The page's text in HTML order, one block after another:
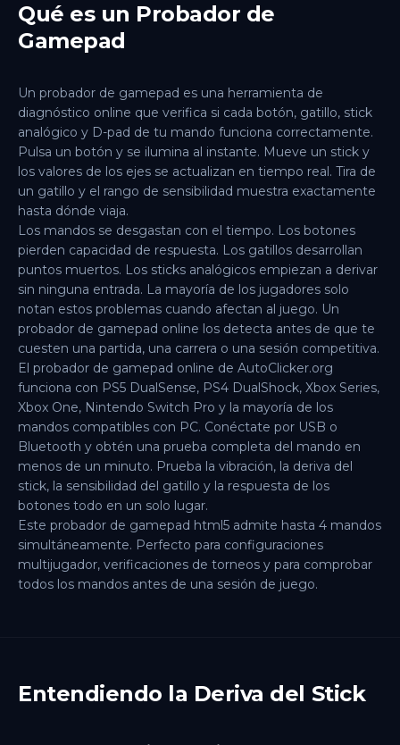
Qué es un Probador de
Gamepad
Un probador de gamepad es una herramienta de
diagnóstico online que verifica si cada botón, gatillo, stick
analógico y D-pad de tu mando funciona correctamente.
Pulsa un botón y se ilumina al instante. Mueve un stick y
los valores de los ejes se actualizan en tiempo real. Tira de
un gatillo y el rango de sensibilidad muestra exactamente
hasta dónde viaja.
Los mandos se desgastan con el tiempo. Los botones
pierden capacidad de respuesta. Los gatillos desarrollan
puntos muertos. Los sticks analógicos empiezan a derivar
sin ninguna entrada. La mayoría de los jugadores solo
notan estos problemas cuando afectan al juego. Un
probador de gamepad online los detecta antes de que te
cuesten una partida, una carrera o una sesión competitiva.
El probador de gamepad online de AutoClicker.org
funciona con PS5 DualSense, PS4 DualShock, Xbox Series,
Xbox One, Nintendo Switch Pro y la mayoría de los
mandos compatibles con PC. Conéctate por USB o
Bluetooth y obtén una prueba completa del mando en
menos de un minuto. Prueba la vibración, la deriva del
stick, la sensibilidad del gatillo y la respuesta de los
botones todo en un solo lugar.
Este probador de gamepad html5 admite hasta 4 mandos
simultáneamente. Perfecto para configuraciones
multijugador, verificaciones de torneos y para comprobar
todos los mandos antes de una sesión de juego.
Entendiendo la Deriva del Stick